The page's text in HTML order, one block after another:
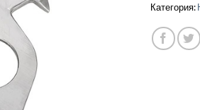
Категория: